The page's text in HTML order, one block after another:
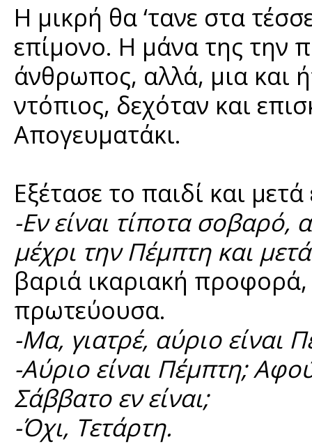
Η μικρή θα ‘τανε στα
επίμονο. Η μάνα της την
άνθρωπος, αλλά, μια και
ντόπιος, δεχόταν και
Απογευματάκι.
Εξέτασε το παιδί και
-Εν είναι τίποτα σοβαρό,
μέχρι την Πέμπτη και
βαριά ικαριακή
πρωτεύουσα.
-Μα, γιατρέ, αύριο είναι
-Αύριο είναι Πέμπτη;
Σάββατο εν είναι;
-Όχι, Τετάρτη.